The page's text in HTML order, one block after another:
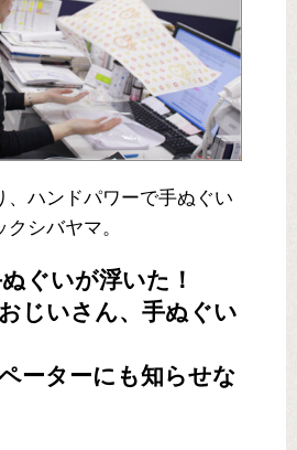
ハンドパワーで手ぬぐい
シバヤマ。
ぐいが浮いた！
ん、手ぬぐい
にも知らせな